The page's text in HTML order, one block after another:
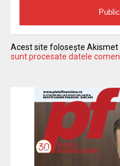
Acest site folosește Akismet
sunt procesate datele